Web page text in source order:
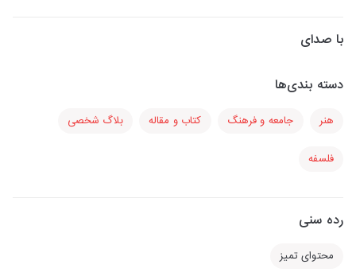
با صدای
دسته بندی‌ها
هنر جامعه و فرهنگ کتاب و مقاله بلاگ شخصی
فلسفه
رده سنی
محتوای تمیز